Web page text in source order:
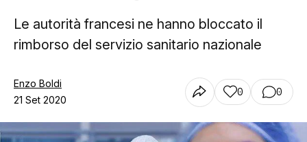
Le autorità francesi ne hanno bloccato il
rimborso del servizio sanitario nazionale
Enzo Boldi
21 Set 2020
0 0